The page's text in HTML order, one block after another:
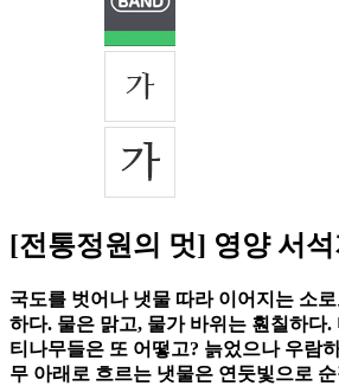
[전통정원의 멋] 영양 서석
국도를 벗어나 냇물 따라 이어지는 소
하다. 물은 맑고, 물가 바위는 훤칠하다.
티나무들은 또 어떻고? 늙었으나 우람
무 아래로 흐르는 냇물은 연둣빛으로